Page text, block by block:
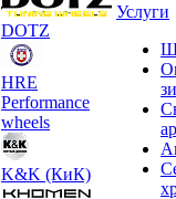
DOTZ
HRE
Performance
wheels
K&K (КиК)
Услуги